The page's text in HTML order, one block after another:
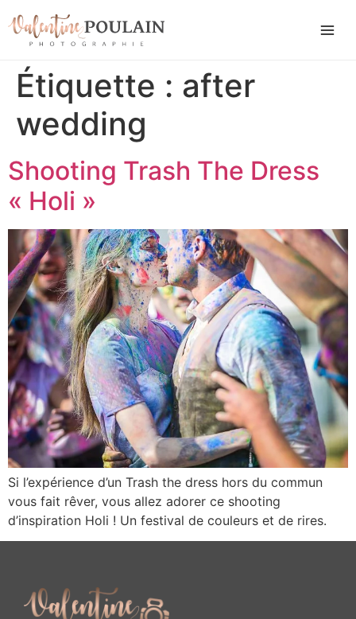
Étiquette : after
wedding
Shooting Trash The Dress
« Holi »
Si l’expérience d’un Trash the dress hors du commun
vous fait rêver, vous allez adorer ce shooting
d’inspiration Holi ! Un festival de couleurs et de rires.